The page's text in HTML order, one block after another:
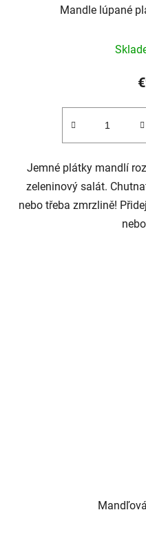
Mandle lúpané
Jemné plátky mandlí
zeleninový salát.
nebo třeba zmrzlině!